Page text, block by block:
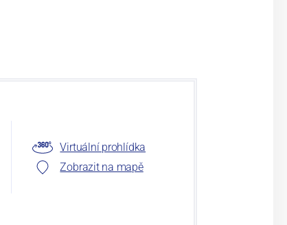
Virtuální prohlídka
Zobrazit na mapě